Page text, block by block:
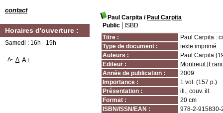
Paul Carpita / Paul Carpita
Public
ISBD
Titre :
Paul Carpita :
Type de document :
texte imprimé
Auteurs :
Paul Carpita
Editeur :
Montreuil
Année de publication :
2009
Importance :
1 vol. (157 p.)
Présentation :
ill., couv. ill.
Format :
20 cm
ISBN/ISSN/EAN :
978-2-915830-
contact
Horaires d'ouverture :
Samedi : 16h - 19h
A- A A+